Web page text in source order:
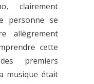
clairement
personne se
allègrement
cette
premiers
musique était